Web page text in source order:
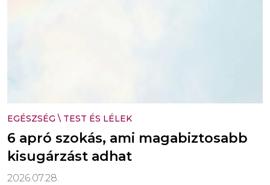
EGÉSZSÉG \ TEST ÉS LÉLEK
6 apró szokás, ami magabiztosabb
kisugárzást adhat
2026.07.28.